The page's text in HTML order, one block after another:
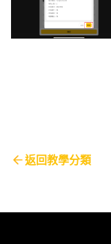
返回教學分類